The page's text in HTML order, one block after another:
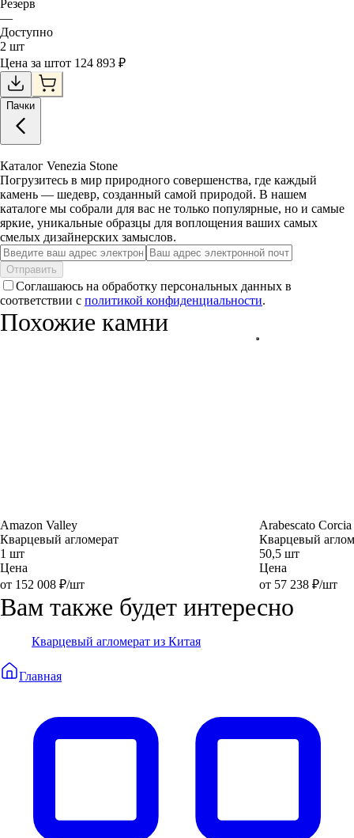
Резерв
—
Доступно
2 шт
Цена за штот 124 893 ₽
Пачки
Каталог Venezia Stone
Погрузитесь в мир природного совершенства, где каждый
камень — шедевр, созданный самой природой. В нашем
каталоге мы собрали для вас не только популярные, но и самые
яркие, уникальные образцы для воплощения ваших самых
смелых дизайнерских замыслов.
Отправить
Соглашаюсь на обработку персональных данных в
соответствии с политикой конфиденциальности.
Похожие камни
Amazon Valley
Кварцевый агломерат
1 шт
Цена
от 152 008 ₽/шт
Arabescato Corcia
Кварцевый
50,5 шт
Цена
от 57 238 ₽/шт
Вам также будет интересно
Кварцевый агломерат из Китая
Главная